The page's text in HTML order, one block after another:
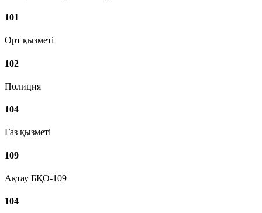
101
Өрт қызметі
102
Полиция
104
Газ қызметі
109
Ақтау БҚО-109
104